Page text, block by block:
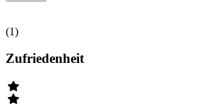
(1)
Zufriedenheit